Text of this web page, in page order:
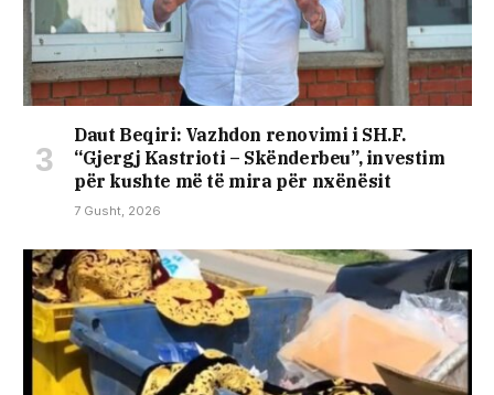
Daut Beqiri: Vazhdon renovimi i SH.F.
“Gjergj Kastrioti – Skënderbeu”, investim
për kushte më të mira për nxënësit
7 Gusht, 2026